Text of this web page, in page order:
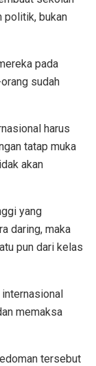
politik, bukan
pada
sudah
harus
tatap muka
akan
yang
daring, maka
pun dari kelas
memaksa
tersebut